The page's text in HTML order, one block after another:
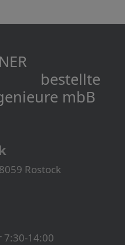
mbB
Rostock
7:30-14:00